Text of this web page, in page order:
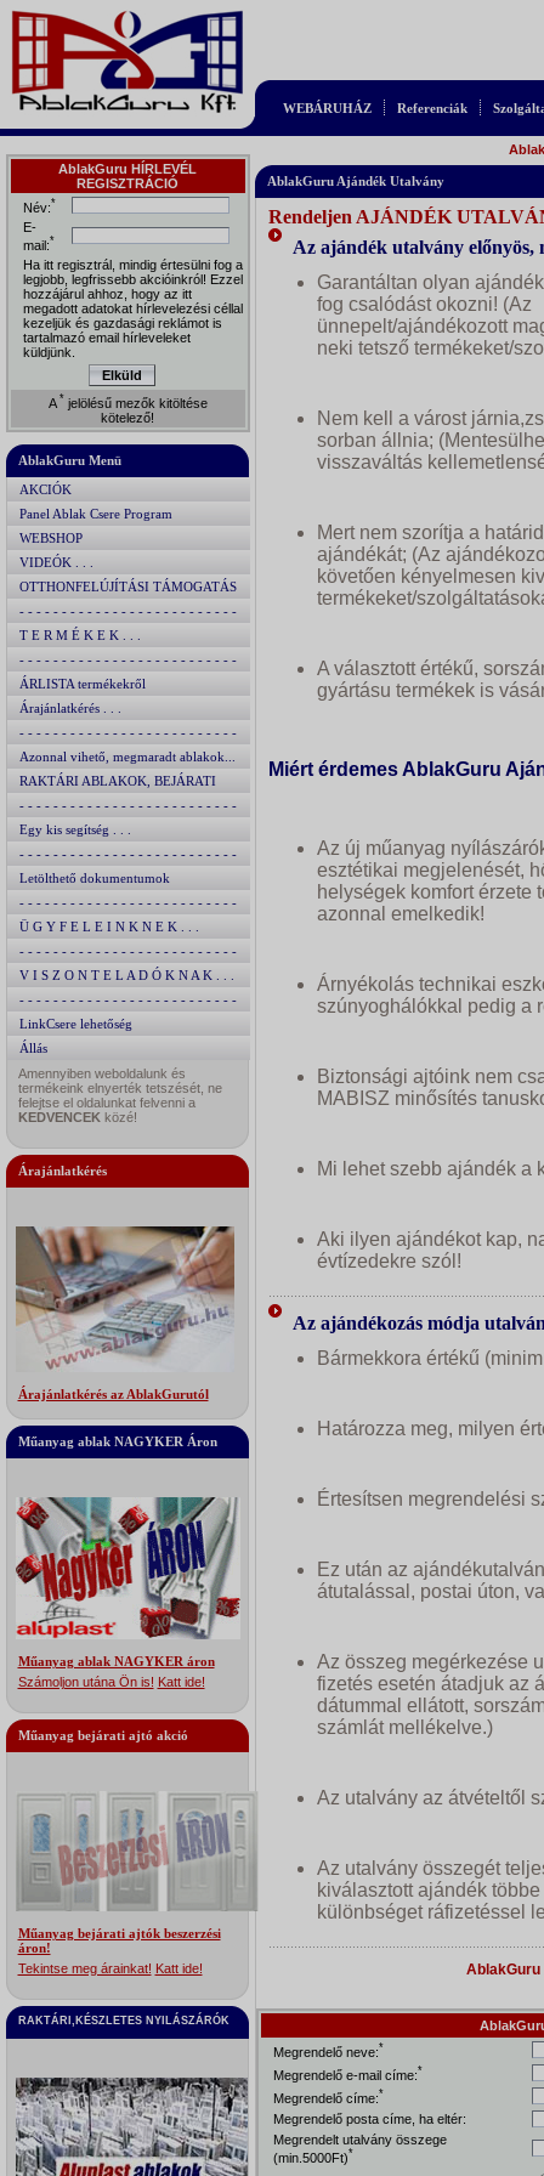
WEBÁRUHÁZ Referenciák
AblakGuru HÍRLEVÉL
REGISZTRÁCIÓ
Név:*
E-
mail:*
Ha itt regisztrál, mindig értesülni fog a
legjobb, legfrissebb akcióinkról! Ezzel
hozzájárul ahhoz, hogy az itt
megadott adatokat hírlevelezési céllal
kezeljük és gazdasági reklámot is
tartalmazó email hírleveleket
küldjünk.
Elküld
A * jelölésű mezők kitöltése
kötelező!
AblakGuru Menü
AKCIÓK
Panel Ablak Csere Program
WEBSHOP
VIDEÓK . . .
OTTHONFELÚJÍTÁSI TÁMOGATÁS
2024
- - - - - - - - - - - - - - - - - - - - - - - - - -
T E R M É K E K . . .
- - - - - - - - - - - - - - - - - - - - - - - - - -
ÁRLISTA termékekről
Árajánlatkérés . . .
- - - - - - - - - - - - - - - - - - - - - - - - - -
Azonnal vihető, megmaradt ablakok...
RAKTÁRI ABLAKOK, BEJÁRATI
AJTÓK
- - - - - - - - - - - - - - - - - - - - - - - - - -
Egy kis segítség . . .
- - - - - - - - - - - - - - - - - - - - - - - - - -
Letölthető dokumentumok
- - - - - - - - - - - - - - - - - - - - - - - - - -
Ü G Y F E L E I N K N E K . . .
- - - - - - - - - - - - - - - - - - - - - - - - - -
V I S Z O N T E L A D Ó K N A K . . .
- - - - - - - - - - - - - - - - - - - - - - - - - -
LinkCsere lehetőség
Állás
Amennyiben weboldalunk és
termékeink elnyerték tetszését, ne
felejtse el oldalunkat felvenni a
KEDVENCEK közé!
Árajánlatkérés
Árajánlatkérés az AblakGurutól
Műanyag ablak NAGYKER Áron
Műanyag ablak NAGYKER áron
Számoljon utána Ön is! Katt ide!
Műanyag bejárati ajtó akció
Műanyag bejárati ajtók beszerzési
áron!
Tekintse meg árainkat! Katt ide!
RAKTÁRI,KÉSZLETES NYILÁSZÁRÓK
AblakGuru Ajándék Utalvány
Rendeljen AJÁNDÉK
Az ajándék utalvány előnyös,
Garantáltan olyan
fog csalódást okozni! (Az
ünnepelt/ajándékozott
neki tetsző termékeket/
Nem kell a várost
sorban állnia;
visszaváltás
Mert nem szorítja a
ajándékát; (Az
követően kényelmesen
termékeket/
A választott értékű,
gyártásu termékek is
Miért érdemes AblakGuru
Az új műanyag
esztétikai megjelenését,
helységek komfort érzete
azonnal emelkedik!
Árnyékolás technikai
szúnyoghálókkal pedig a
Biztonsági ajtóink nem
MABISZ minősítés
Mi lehet szebb ajándék a
Aki ilyen ajándékot kap,
évtízedekre szól!
Az ajándékozás módja
Bármekkora értékű
Határozza meg, milyen
Értesítsen megrendelési
Ez után az
átutalással, postai úton,
Az összeg megérkezése
fizetés esetén átadjuk az
dátummal ellátott,
számlát mellékelve.)
Az utalvány az átvételtől
Az utalvány összegét
kiválasztott ajándék
különbséget ráfizetéssel
AblakGuru
Megrendelő neve:*
Megrendelő e-mail címe:*
Megrendelő címe:*
Megrendelő posta címe, ha eltér:
Megrendelt utalvány összege
(min.5000Ft)*